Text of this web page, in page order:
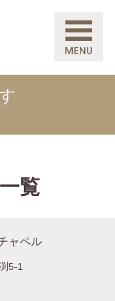
覧
ャペル
5-1